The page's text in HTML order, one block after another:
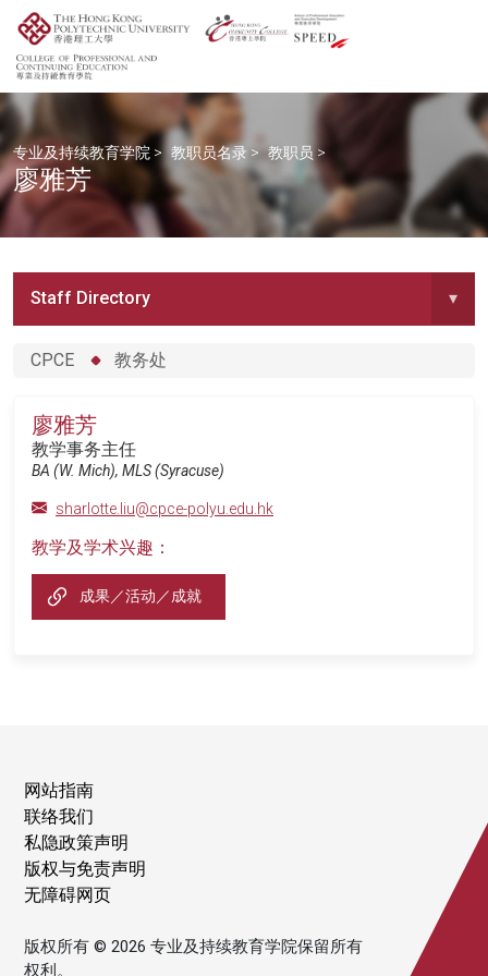
专业及持续教育学院 > 教职员名录 > 教职员 >
廖雅芳
Staff Directory ▾
CPCE 教务处
廖雅芳
教学事务主任
BA (W. Mich), MLS (Syracuse)
sharlotte.liu@cpce-polyu.edu.hk
教学及学术兴趣：
成果／活动／成就
网站指南
联络我们
私隐政策声明
版权与免责声明
无障碍网页
版权所有 © 2026 专业及持续教育学院保留所有
权利。